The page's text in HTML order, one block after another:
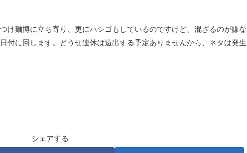
け麺博に立ち寄り、更にハシゴもしているのですけど、混ざるのが嫌な
に回します。どうせ連休は遠出する予定ありませんから、ネタは発生
シェアする